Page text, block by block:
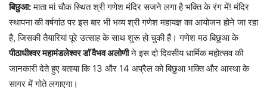
बिछुआ:माता मां चौक स्थित श्री गणेश मंदिर सजने लगा है भक्ति के रंग में! मंदिर
स्थापना की वर्षगांठ पर इस बार भी भव्य श्री गणेश महायज्ञ का आयोजन होने जा रहा
है, जिसकी तैयारियां पूरे उत्साह के साथ शुरू हो चुकी हैं। गणेश मठ बिछुआ के
पीठाधीश्वर महामंडलेश्वर डाॅ वैभव अलोणीने इस दो दिवसीय धार्मिक महोत्सव की
जानकारी देते हुए बताया कि 13 और 14 अप्रैल को बिछुआ भक्ति और आस्था के
सागर में गोते लगाएगा।